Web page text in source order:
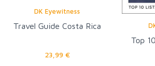
DK Eyewitness
Travel Guide Costa Rica
23,99 €
Top